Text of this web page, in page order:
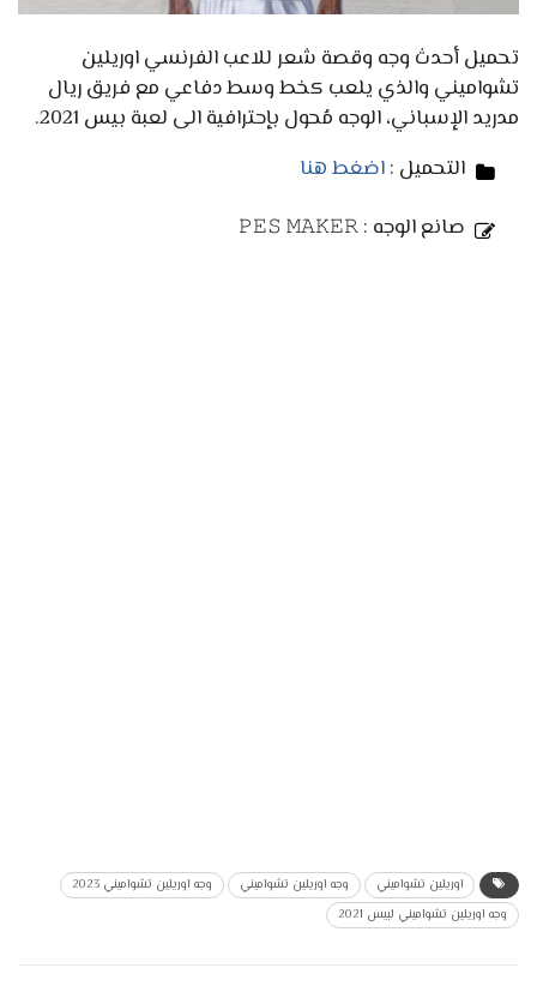
تحميل أحدث وجه وقصة شعر للاعب الفرنسي اوريلين
تشواميني والذي يلعب كخط وسط دفاعي مع فريق ريال
مدريد الإسباني، الوجه مُحول بإحترافية الى لعبة بيس 2021.
التحميل :اضغط هنا
صانع الوجه : 𝙿𝙴𝚂 𝙼𝙰𝙺𝙴𝚁
اوريلين تشواميني وجه اوريلين تشواميني
وجه اوريلين تشواميني 2023
وجه اوريلين تشواميني لبيس 2021